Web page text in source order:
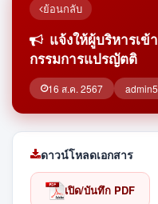
ย้อนกลับ
แจ้งให้ผู้บริหารเ
กรรมการแปรญัตติ
16 ส.ค. 2567 admin5
ดาวน์โหลดเอกสาร
เปิด/บันทึก PDF